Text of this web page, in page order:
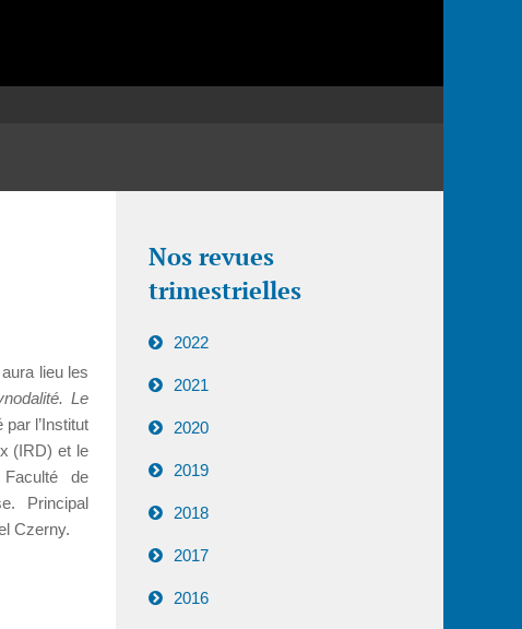
lieu les
Le
par l’Institut
(IRD) et le
de
Principal
Czerny.
Nos revues
trimestrielles
2022
2021
2020
2019
2018
2017
2016